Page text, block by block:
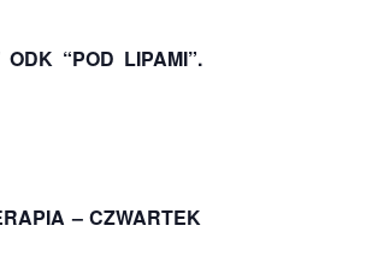
“POD LIPAMI”.
– CZWARTEK